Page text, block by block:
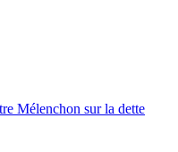
Mélenchon sur la dette